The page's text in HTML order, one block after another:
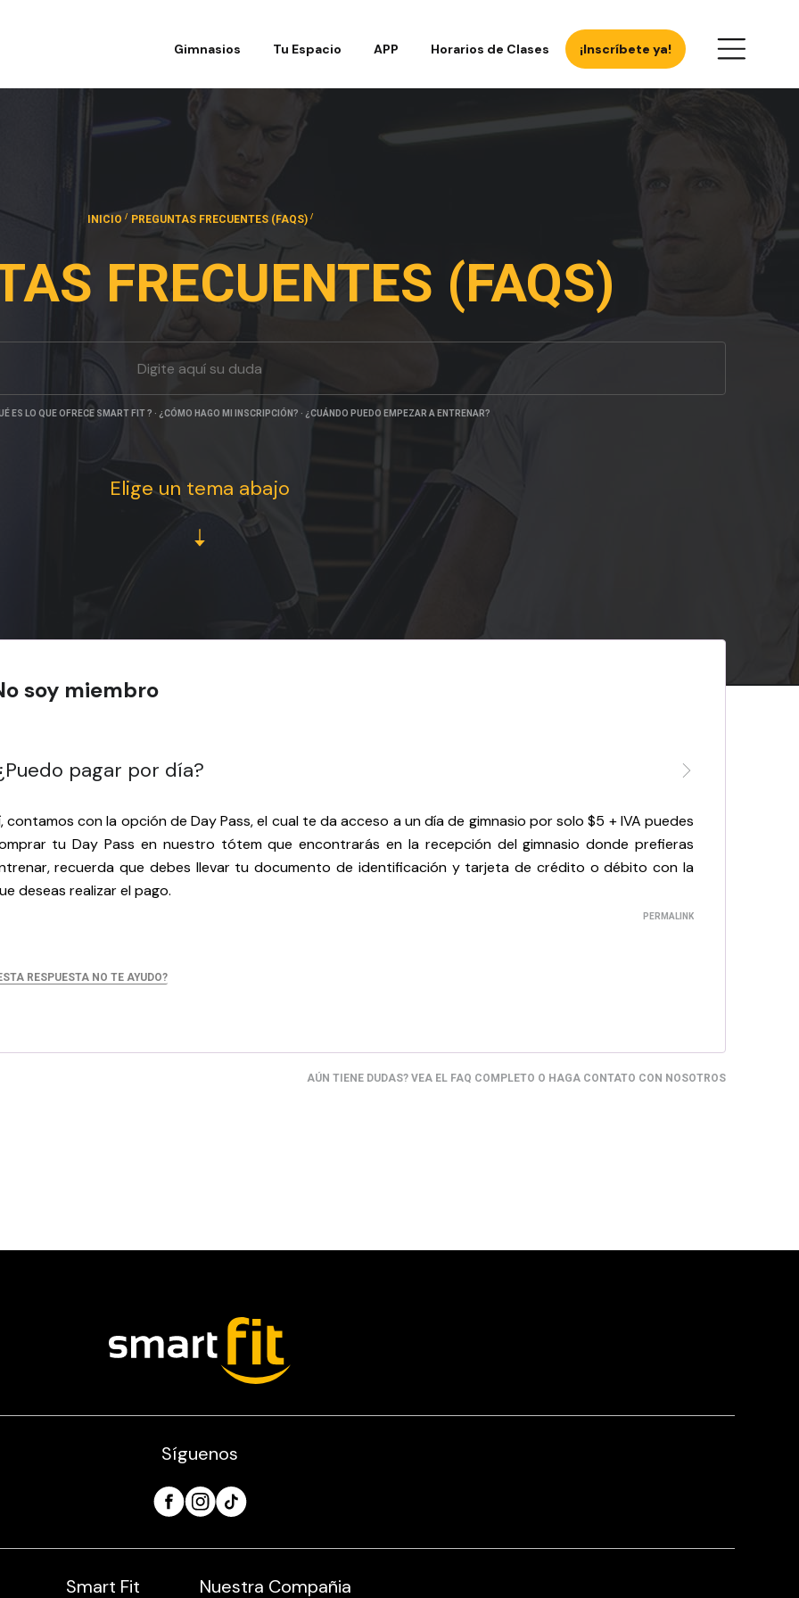
Gimnasios Tu Espacio APP Horarios de Clases ¡Inscríbete ya!
INICIO / PREGUNTAS FRECUENTES (FAQS) /
FRECUENTES (FAQS)
ES LO QUE OFRECE SMART FIT ? · ¿CÓMO HAGO MI INSCRIPCIÓN? · ¿CUÁNDO PUEDO EMPEZAR A ENTRENAR?
Elige un tema abajo
soy miembro
pagar por día?
contamos con la opción de Day Pass, el cual te da acceso a un día de gimnasio por solo $5 + IVA puedes
tu Day Pass en nuestro tótem que encontrarás en la recepción del gimnasio donde prefieras
recuerda que debes llevar tu documento de identificación y tarjeta de crédito o débito con la
deseas realizar el pago.
PERMALINK
RESPUESTA NO TE AYUDO?
AÚN TIENE DUDAS? VEA EL FAQ COMPLETO O HAGA CONTATO CON NOSOTROS
Síguenos
Smart Fit Nuestra Compañia